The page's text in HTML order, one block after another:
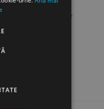
profesionist de